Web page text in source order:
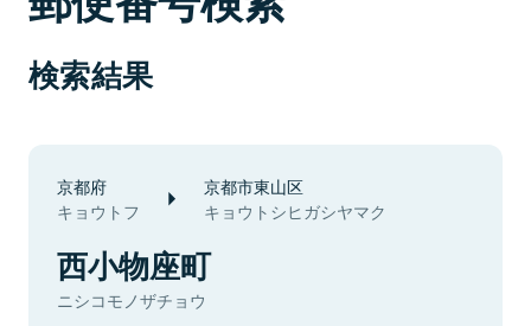
検索結果
京都府
キョウトフ
京都市東山区
キョウトシヒガシヤマク
西小物座町
ニシコモノザチョウ